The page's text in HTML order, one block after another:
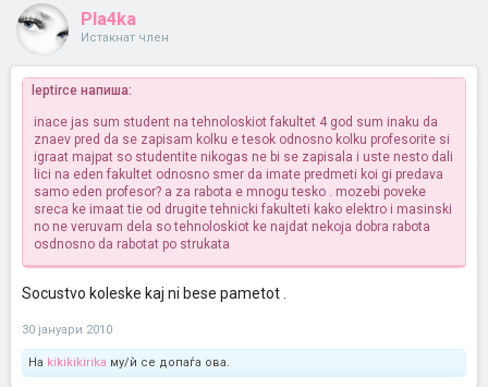
Pla4ka
Истакнат член
leptirce напиша:
inace jas sum student na tehnoloskiot fakultet 4 god sum inaku da
znaev pred da se zapisam kolku e tesok odnosno kolku profesorite si
igraat majpat so studentite nikogas ne bi se zapisala i uste nesto dali
lici na eden fakultet odnosno smer da imate predmeti koi gi predava
samo eden profesor? a za rabota e mnogu tesko . mozebi poveke
sreca ke imaat tie od drugite tehnicki fakulteti kako elektro i masinski
no ne veruvam dela so tehnoloskiot ke najdat nekoja dobra rabota
osdnosno da rabotat po strukata
Socustvo koleske kaj ni bese pametot .
30 јануари 2010
На kikikikirika му/ѝ се допаѓа ова.